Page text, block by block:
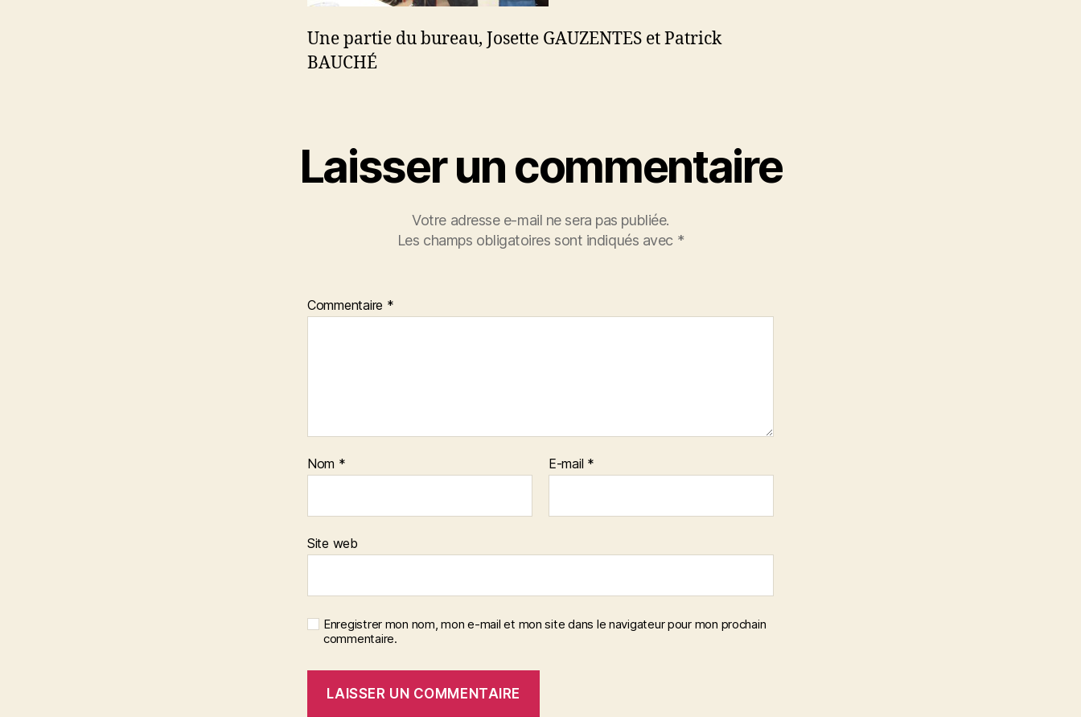
Une partie du bureau, Josette GAUZENTES et Patrick
BAUCHÉ
Laisser un commentaire
Votre adresse e-mail ne sera pas publiée.
Les champs obligatoires sont indiqués avec *
Commentaire *
Nom * E-mail *
Site web
Enregistrer mon nom, mon e-mail et mon site dans le navigateur pour mon prochain
commentaire.